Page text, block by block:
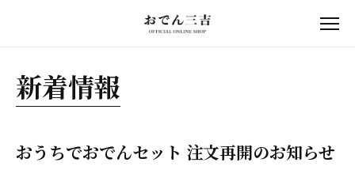
新着情報
おうちでおでんセット 注文再開のお知らせ